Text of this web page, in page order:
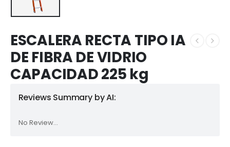
ESCALERA RECTA TIPO IA
DE FIBRA DE VIDRIO
CAPACIDAD 225 kg
Reviews Summary by AI:
No Review...